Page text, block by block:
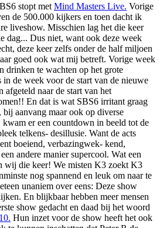
stopt met Mind Masters Live. Vorige
de 500.000 kijkers en toen dacht ik
liveshow. Misschien lag het die keer
dag... Dus niet, want ook deze week
deze keer zelfs onder de half miljoen
goed ook wat mij betreft. Vorige week
drinken te wachten op het grote
de week voor de start van de nieuwe
afgeteld naar de start van het
En dat is wat SBS6 irritant graag
aanvang maar ook op diverse
er een countdown in beeld tot de
telkens- desillusie. Want de acts
boeiend, verbazingwek- kend,
andere manier supercool. Wat een
wij die keer! We misten K3 zoekt K3
nog spannend en leuk om naar te
unaniem over eens: Deze show
En blijkbaar hebben meer mensen
show gedacht en daad bij het woord
Hun inzet voor de show heeft het ook